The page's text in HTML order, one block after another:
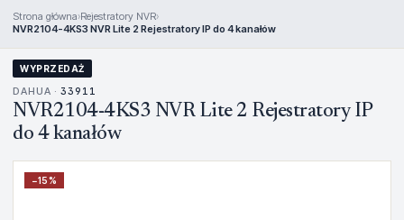
Strona główna›Rejestratory NVR›
NVR2104-4KS3 NVR Lite 2 Rejestratory IP do 4 kanałów
WYPRZEDAŻ
DAHUA · 33911
NVR2104-4KS3 NVR Lite 2 Rejestratory IP
do 4 kanałów
−15%